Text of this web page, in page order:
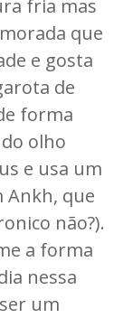
fria mas
que
e gosta
de
forma
olho
e usa um
Ankh, que
não?).
a forma
nessa
um